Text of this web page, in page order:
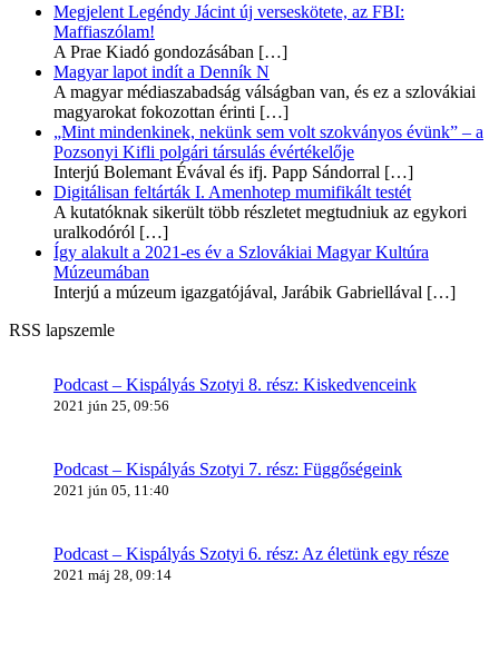
Megjelent Legéndy Jácint új verseskötete, az FBI:
Maffiaszólam!
A Prae Kiadó gondozásában […]
Magyar lapot indít a Denník N
A magyar médiaszabadság válságban van, és ez a szlovákiai
magyarokat fokozottan érinti […]
„Mint mindenkinek, nekünk sem volt szokványos évünk” – a
Pozsonyi Kifli polgári társulás évértékelője
Interjú Bolemant Évával és ifj. Papp Sándorral […]
Digitálisan feltárták I. Amenhotep mumifikált testét
A kutatóknak sikerült több részletet megtudniuk az egykori
uralkodóról […]
Így alakult a 2021-es év a Szlovákiai Magyar Kultúra
Múzeumában
Interjú a múzeum igazgatójával, Jarábik Gabriellával […]
RSS lapszemle
Podcast – Kispályás Szotyi 8. rész: Kiskedvenceink
2021 jún 25, 09:56
Podcast – Kispályás Szotyi 7. rész: Függőségeink
2021 jún 05, 11:40
Podcast – Kispályás Szotyi 6. rész: Az életünk egy része
2021 máj 28, 09:14